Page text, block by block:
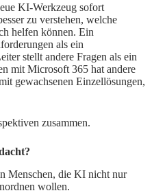
KI-Werkzeug sofort
zu verstehen, welche
helfen können. Ein
als ein
stellt andere Fragen als ein
mit Microsoft 365 hat andere
gewachsenen Einzellösungen,
zusammen.
Menschen, die KI nicht nur
wollen.